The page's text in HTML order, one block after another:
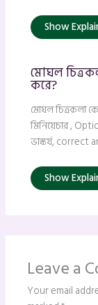
Show
মোঘল
করে?
মোঘল চিত্রকলা
মিনিয়েচার ,
ভাস্কর্য, correct
Show
Leave a
Your email